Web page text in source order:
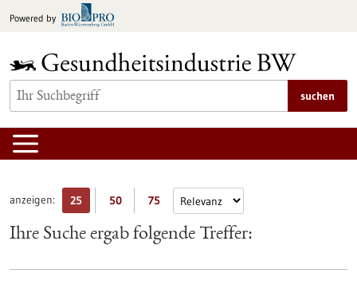
Inhalt
Powered by
suchen
anzeigen: 25 50 75
Ihre Suche ergab folgende Treffer: